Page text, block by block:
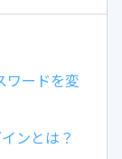
ワードを変
ンとは？